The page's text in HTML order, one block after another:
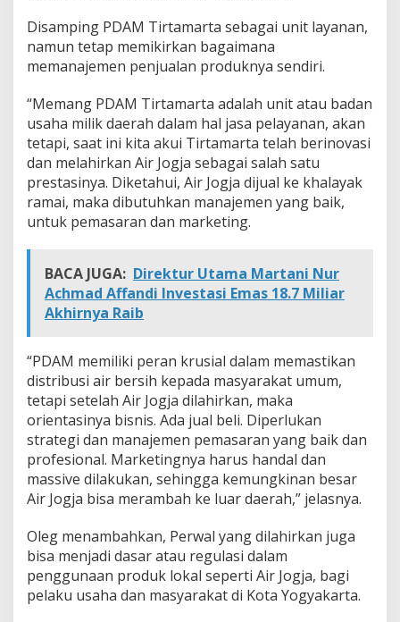
t
k
a
n
A
D
Disamping PDAM Tirtamarta sebagai unit layanan,
namun tetap memikirkan bagaimana
memanajemen penjualan produknya sendiri.
“Memang PDAM Tirtamarta adalah unit atau badan
usaha milik daerah dalam hal jasa pelayanan, akan
tetapi, saat ini kita akui Tirtamarta telah berinovasi
dan melahirkan Air Jogja sebagai salah satu
prestasinya. Diketahui, Air Jogja dijual ke khalayak
ramai, maka dibutuhkan manajemen yang baik,
untuk pemasaran dan marketing.
BACA JUGA: Direktur Utama Martani Nur
Achmad Affandi Investasi Emas 18.7 Miliar
Akhirnya Raib
“PDAM memiliki peran krusial dalam memastikan
distribusi air bersih kepada masyarakat umum,
tetapi setelah Air Jogja dilahirkan, maka
orientasinya bisnis. Ada jual beli. Diperlukan
strategi dan manajemen pemasaran yang baik dan
profesional. Marketingnya harus handal dan
massive dilakukan, sehingga kemungkinan besar
Air Jogja bisa merambah ke luar daerah,” jelasnya.
Oleg menambahkan, Perwal yang dilahirkan juga
bisa menjadi dasar atau regulasi dalam
penggunaan produk lokal seperti Air Jogja, bagi
pelaku usaha dan masyarakat di Kota Yogyakarta.